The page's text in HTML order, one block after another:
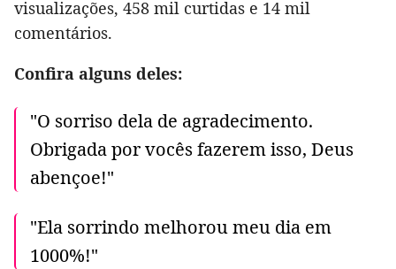
visualizações, 458 mil curtidas e 14 mil
comentários.
Confira alguns deles:
"O sorriso dela de agradecimento.
Obrigada por vocês fazerem isso, Deus
abençoe!"
"Ela sorrindo melhorou meu dia em
1000%!"